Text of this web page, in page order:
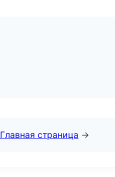
Главная страница →